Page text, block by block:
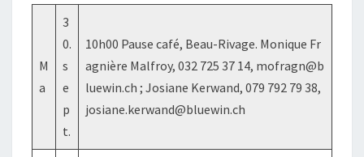
M
a
3
0.
s
e
p
t.
10h00 Pause café, Beau-Rivage. Monique Fr
agnière Malfroy, 032 725 37 14, mofragn@b
luewin.ch ; Josiane Kerwand, 079 792 79 38,
josiane.kerwand@bluewin.ch